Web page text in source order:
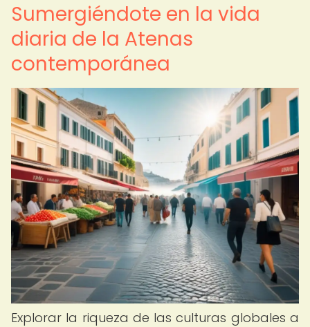
Sumergiéndote en la vida
diaria de la Atenas
contemporánea
Explorar la riqueza de las culturas globales a